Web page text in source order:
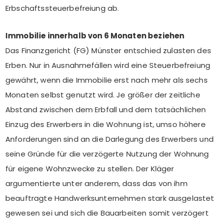
Erbschaftssteuerbefreiung ab.
Immobilie innerhalb von 6 Monaten beziehen
Das Finanzgericht (FG) Münster entschied zulasten des
Erben. Nur in Ausnahmefällen wird eine Steuerbefreiung
gewährt, wenn die Immobilie erst nach mehr als sechs
Monaten selbst genutzt wird. Je größer der zeitliche
Abstand zwischen dem Erbfall und dem tatsächlichen
Einzug des Erwerbers in die Wohnung ist, umso höhere
Anforderungen sind an die Darlegung des Erwerbers und
seine Gründe für die verzögerte Nutzung der Wohnung
für eigene Wohnzwecke zu stellen. Der Kläger
argumentierte unter anderem, dass das von ihm
beauftragte Handwerksunternehmen stark ausgelastet
gewesen sei und sich die Bauarbeiten somit verzögert